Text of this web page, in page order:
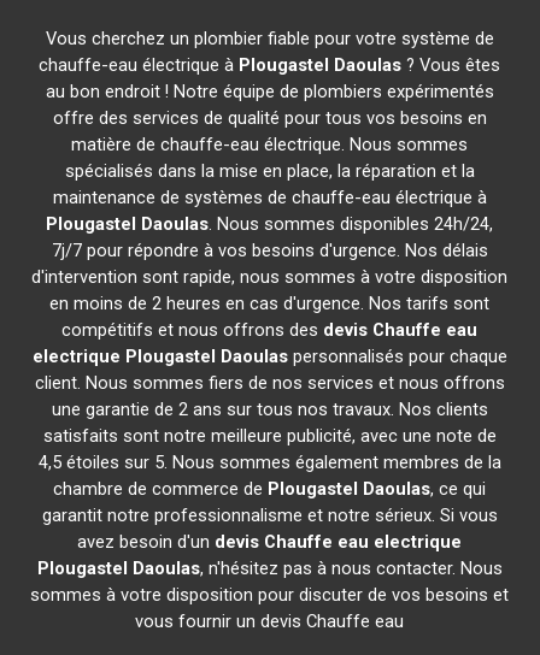
Vous cherchez un plombier fiable pour votre système de
chauffe-eau électrique à Plougastel Daoulas ? Vous êtes
au bon endroit ! Notre équipe de plombiers expérimentés
offre des services de qualité pour tous vos besoins en
matière de chauffe-eau électrique. Nous sommes
spécialisés dans la mise en place, la réparation et la
maintenance de systèmes de chauffe-eau électrique à
Plougastel Daoulas. Nous sommes disponibles 24h/24,
7j/7 pour répondre à vos besoins d'urgence. Nos délais
d'intervention sont rapide, nous sommes à votre disposition
en moins de 2 heures en cas d'urgence. Nos tarifs sont
compétitifs et nous offrons des devis Chauffe eau
electrique Plougastel Daoulaspersonnalisés pour chaque
client. Nous sommes fiers de nos services et nous offrons
une garantie de 2 ans sur tous nos travaux. Nos clients
satisfaits sont notre meilleure publicité, avec une note de
4,5 étoiles sur 5. Nous sommes également membres de la
chambre de commerce de Plougastel Daoulas, ce qui
garantit notre professionnalisme et notre sérieux. Si vous
avez besoin d'un devis Chauffe eau electrique
Plougastel Daoulas, n'hésitez pas à nous contacter. Nous
sommes à votre disposition pour discuter de vos besoins et
vous fournir un devis Chauffe eau